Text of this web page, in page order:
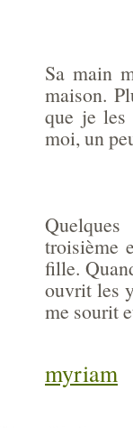
Sa main
maison.
que je les
moi, un
troisième
fille.
ouvrit les
me sourit
myriam